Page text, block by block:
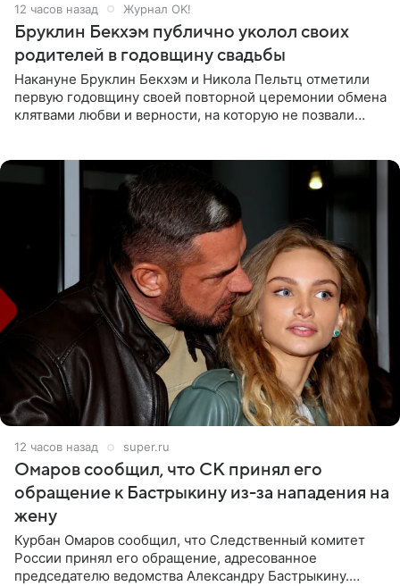
12 часов назад Журнал OK!
Бруклин Бекхэм публично уколол своих
родителей в годовщину свадьбы
Накануне Бруклин Бекхэм и Никола Пельтц отметили
первую годовщину своей повторной церемонии обмена
клятвами любви и верности, на которую не позвали
12 часов назад super.ru
Омаров сообщил, что СК принял его
обращение к Бастрыкину из-за нападения на
жену
Курбан Омаров сообщил, что Следственный комитет
России принял его обращение, адресованное
председателю ведомства Александру Бастрыкину.